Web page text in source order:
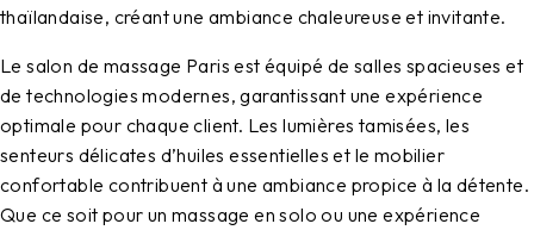
thaïlandaise, créant une ambiance chaleureuse et invitante.
Lesalon de massage Paris est équipé de salles spacieuses et
de technologies modernes, garantissant une expérience
optimale pour chaque client. Les lumières tamisées, les
senteurs délicates d’huiles essentielles et le mobilier
confortable contribuent à une ambiance propice à la détente.
Que ce soit pour un massage en solo ou une expérience